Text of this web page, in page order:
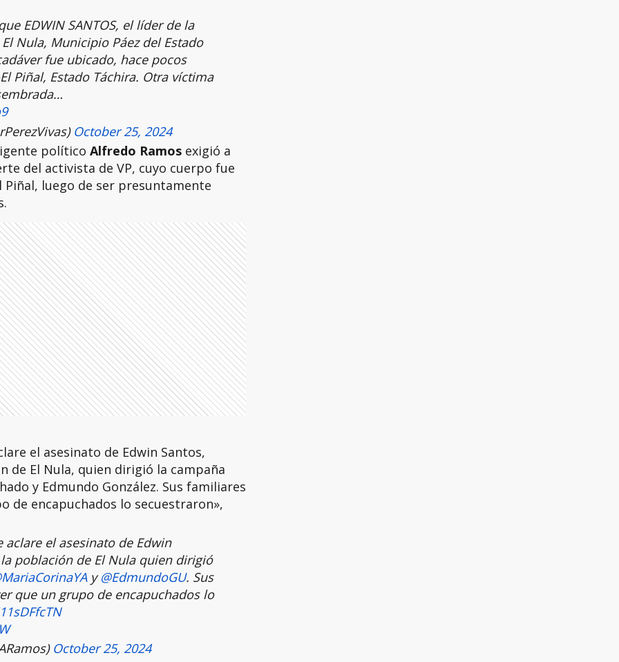
EDWIN SANTOS, el líder de la
Nula, Municipio Páez del Estado
fue ubicado, hace pocos
Piñal, Estado Táchira. Otra víctima
October 25, 2024
político Alfredo Ramosexigió a
del activista de VP, cuyo cuerpo fue
Piñal, luego de ser presuntamente
el asesinato de Edwin Santos,
de El Nula, quien dirigió la campaña
y Edmundo González. Sus familiares
de encapuchados lo secuestraron»,
el asesinato de Edwin
población de El Nula quien dirigió
y@EdmundoGU. Sus
que un grupo de encapuchados lo
October 25, 2024